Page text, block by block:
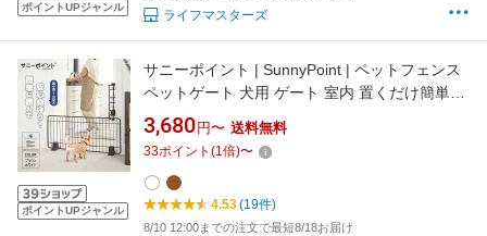
ポイントUPジャンル
ライフマスターズ
ポイントUPジャンル
サニーポイント | SunnyPoint | ペットフェンス
ペットゲート 犬用 ゲート 室内 置くだけ簡単！
高さ41cm 幅60/90cm ケージ サークル 小型 犬
ドッグフェンス ペットゲート ペット ペット用
フェンス ゲート 屋内 猫 置くだけ 柵
3,680 円〜 送料無料
33ポイント (1倍)〜
4.53(19件)
8/10 12:00までの注文で最短8/18お届け